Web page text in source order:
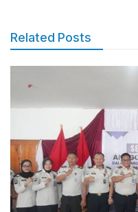
Related Posts